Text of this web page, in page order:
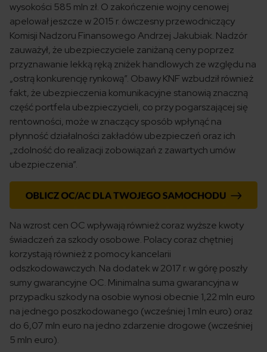
wysokości 585 mln zł. O zakończenie wojny cenowej
apelował jeszcze w 2015 r. ówczesny przewodniczący
Komisji Nadzoru Finansowego Andrzej Jakubiak. Nadzór
zauważył, że ubezpieczyciele zaniżaną ceny poprzez
przyznawanie lekką ręką zniżek handlowych ze względu na
„ostrą konkurencję rynkową”. Obawy KNF wzbudził również
fakt, że ubezpieczenia komunikacyjne stanowią znaczną
część portfela ubezpieczycieli, co przy pogarszającej się
rentowności, może w znaczący sposób wpłynąć na
płynność działalności zakładów ubezpieczeń oraz ich
„zdolność do realizacji zobowiązań z zawartych umów
ubezpieczenia”.
Na wzrost cen OC wpływają również coraz wyższe kwoty
świadczeń za szkody osobowe. Polacy coraz chętniej
korzystają również z pomocy kancelarii
odszkodowawczych. Na dodatek w 2017 r. w górę poszły
sumy gwarancyjne OC. Minimalna suma gwarancyjna w
przypadku szkody na osobie wynosi obecnie 1,22 mln euro
na jednego poszkodowanego (wcześniej 1 mln euro) oraz
do 6,07 mln euro na jedno zdarzenie drogowe (wcześniej
5 mln euro).